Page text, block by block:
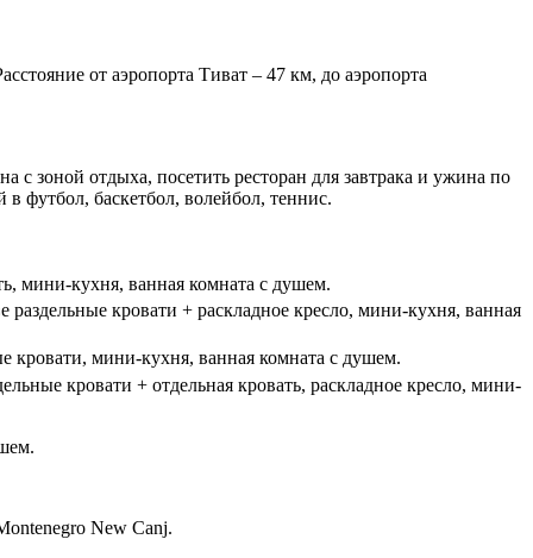
от аэропорта Тиват – 47 км, до аэропорта
с зоной отдыха, посетить ресторан для завтрака и ужина по
футбол, баскетбол, волейбол, теннис.
мини-кухня, ванная комната с душем.
кровати + раскладное кресло, мини-кухня, ванная
кровати, мини-кухня, ванная комната с душем.
кровати + отдельная кровать, раскладное кресло, мини-
New Canj.